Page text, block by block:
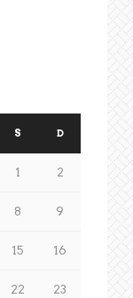
S D
1 2
8 9
15 16
22 23